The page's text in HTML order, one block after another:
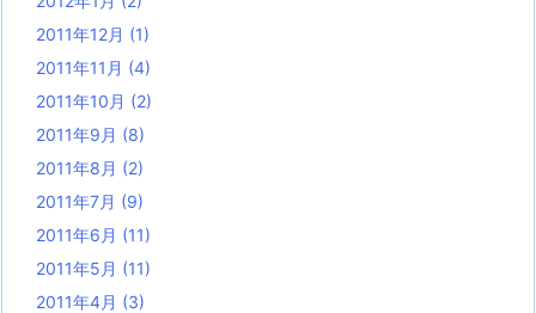
2011年12月 (1)
2011年11月 (4)
2011年10月 (2)
2011年9月 (8)
2011年8月 (2)
2011年7月 (9)
2011年6月 (11)
2011年5月 (11)
2011年4月 (3)